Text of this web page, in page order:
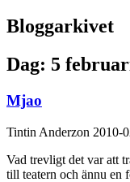
Bloggarkivet
Dag: 5
Mjao
Tintin Anderzon 2010-
Vad trevligt det var att
till teatern och ännu en